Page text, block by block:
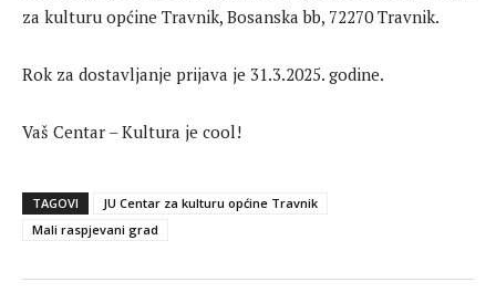
za kulturu općine Travnik, Bosanska bb, 72270 Travnik.
Rok za dostavljanje prijava je 31.3.2025. godine.
Vaš Centar – Kultura je cool!
TAGOVI
JU Centar za kulturu općine Travnik
Mali raspjevani grad